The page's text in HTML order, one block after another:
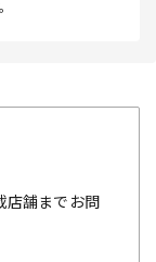
店舗までお問